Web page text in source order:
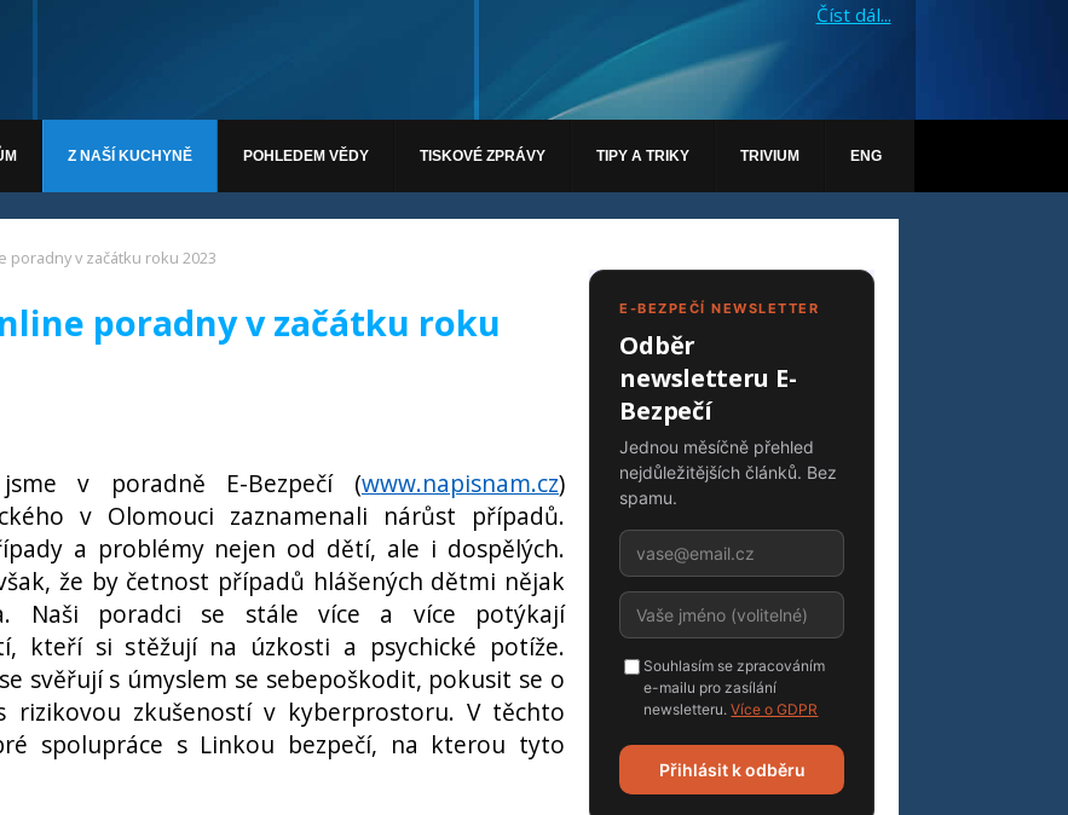
Číst dál...
Z NAŠÍ KUCHYNĚ POHLEDEM VĚDY TISKOVÉ ZPRÁVY TIPY A TRIKY TRIVIUM ENG
poradny v začátku roku 2023
E-BEZPEČÍ NEWSLETTER
Odběr
newsletteru E-
Bezpečí
Jednou měsíčně přehled
nejdůležitějších článků. Bez
spamu.
Souhlasím se zpracováním
e-mailu pro zasílání
newsletteru.Více o GDPR
Přihlásit k odběru
poradny v začátku roku
v poradně E-Bezpečí (www.napisnam.cz)
v Olomouci zaznamenali nárůst případů.
a problémy nejen od dětí, ale i dospělých.
že by četnost případů hlášených dětmi nějak
Naši poradci se stále více a více potýkají
kteří si stěžují na úzkosti a psychické potíže.
svěřují s úmyslem se sebepoškodit, pokusit se o
rizikovou zkušeností v kyberprostoru. V těchto
spolupráce s Linkou bezpečí, na kterou tyto